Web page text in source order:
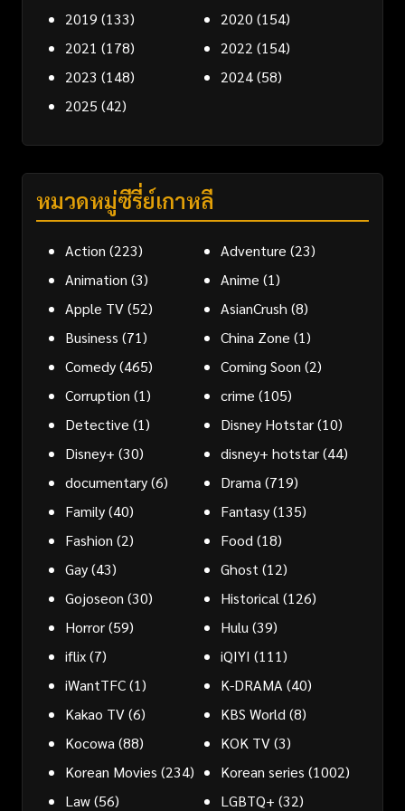
2019 (133) 2020 (154)
2021 (178) 2022 (154)
2023 (148) 2024(58)
2025 (42)
หมวดหมู่ซีรี่ย์เกาหลี
Action (223) Adventure (23)
Animation (3) Anime (1)
Apple TV(52) AsianCrush (8)
Business (71) China Zone (1)
Comedy(465) Coming Soon (2)
Corruption (1) crime (105)
Detective (1) Disney Hotstar(10)
Disney+ (30) disney+ hotstar(44)
documentary(6) Drama (719)
Family(40) Fantasy(135)
Fashion (2) Food (18)
Gay(43) Ghost (12)
Gojoseon (30) Historical (126)
Horror(59) Hulu (39)
iflix(7) iQIYI (111)
iWantTFC(1) K-DRAMA (40)
Kakao TV(6) KBS World (8)
Kocowa (88) KOK TV(3)
Korean Movies (234) Korean series (1002)
Law(56) LGBTQ+ (32)